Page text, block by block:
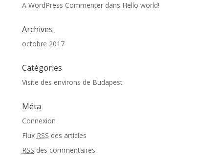
A WordPress Commenterdans Hello world!
Archives
octobre 2017
Catégories
Visite des environs de Budapest
Méta
Connexion
Flux RSS des articles
RSS des commentaires